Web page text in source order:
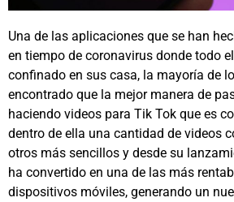
Una de las aplicaciones que se han
en tiempo de coronavirus donde todo
confinado en sus casa, la mayoría de
encontrado que la mejor manera de
haciendo videos para Tik Tok que es
dentro de ella una cantidad de videos
otros más sencillos y desde su
ha convertido en una de las más
dispositivos móviles, generando un